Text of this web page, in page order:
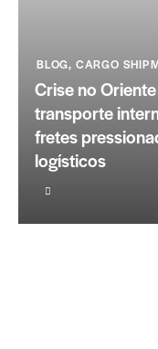
BLOG, CARGO
Crise no
transporte
fretes
logísticos